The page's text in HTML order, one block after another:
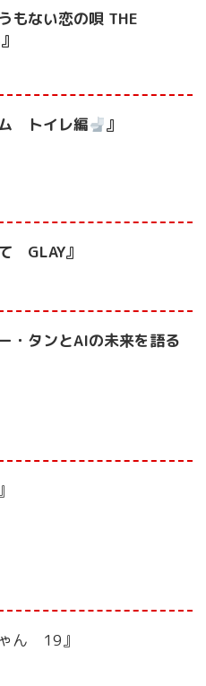
もない恋の唄 THE
ム トイレ編 』
GLAY』
・タンとAIの未来を語る
ん 19』